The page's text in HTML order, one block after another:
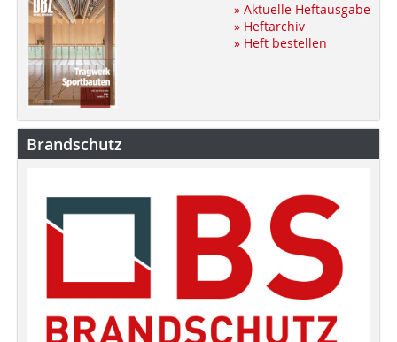
» Aktuelle Heftausgabe
» Heftarchiv
» Heft bestellen
Brandschutz